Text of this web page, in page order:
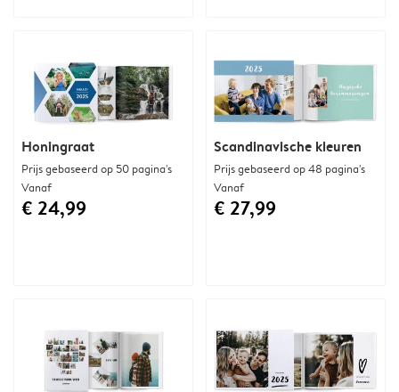
Scandinavische kleuren
Prijs gebaseerd op 48 pagina's
Vanaf
€ 27,99
Honingraat
Prijs gebaseerd op 50 pagina's
Vanaf
€ 24,99